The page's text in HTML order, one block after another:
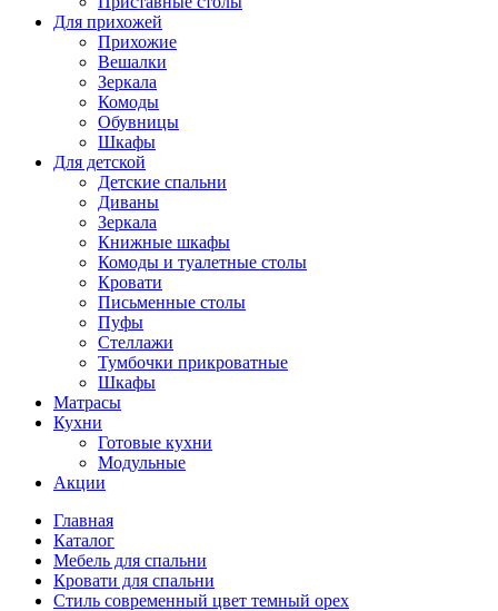
Для прихожей
Прихожие
Вешалки
Зеркала
Комоды
Обувницы
Шкафы
Для детской
Детские спальни
Диваны
Зеркала
Книжные шкафы
Комоды и туалетные столы
Кровати
Письменные столы
Пуфы
Стеллажи
Тумбочки прикроватные
Шкафы
Матрасы
Кухни
Готовые кухни
Модульные
Акции
Главная
Каталог
Мебель для спальни
Кровати для спальни
Стиль современный цвет темный орех